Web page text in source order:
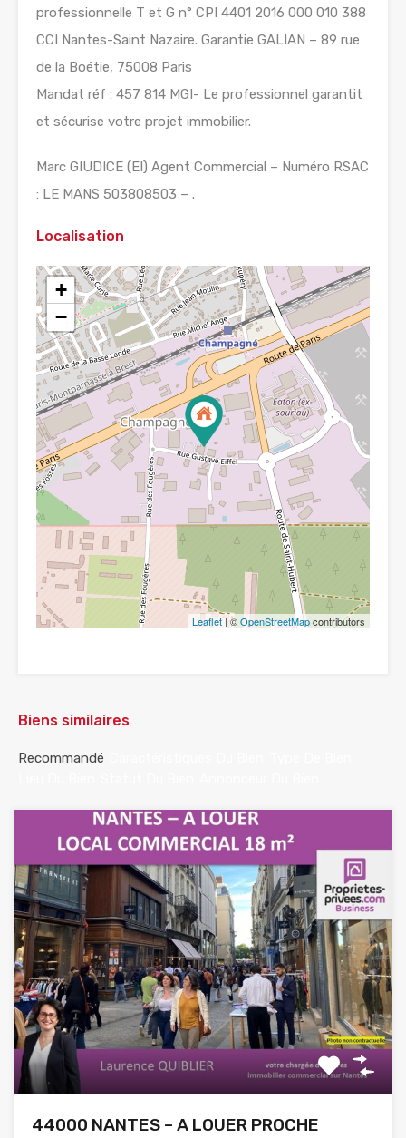
professionnelle T et G n° CPI 4401 2016 000 010 388
CCI Nantes-Saint Nazaire. Garantie GALIAN – 89 rue
de la Boétie, 75008 Paris
Mandat réf : 457 814 MGI- Le professionnel garantit
et sécurise votre projet immobilier.
Marc GIUDICE (EI) Agent Commercial – Numéro RSAC
: LE MANS 503808503 – .
Localisation
+
−
Leaflet | ©OpenStreetMapcontributors
Biens similaires
Recommandé
44000 NANTES – A LOUER PROCHE